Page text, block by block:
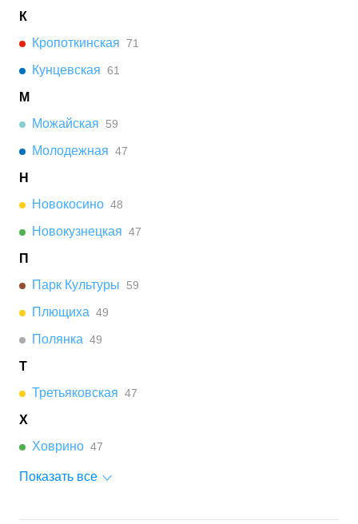
К
Кропоткинская 71
Кунцевская 61
М
Можайская
59
Молодежная 47
Н
Новокосино 48
Новокузнецкая 47
П
Парк Культуры
59
Плющиха 49
Полянка 49
Т
Третьяковская 47
Х
Ховрино 47
Показать все